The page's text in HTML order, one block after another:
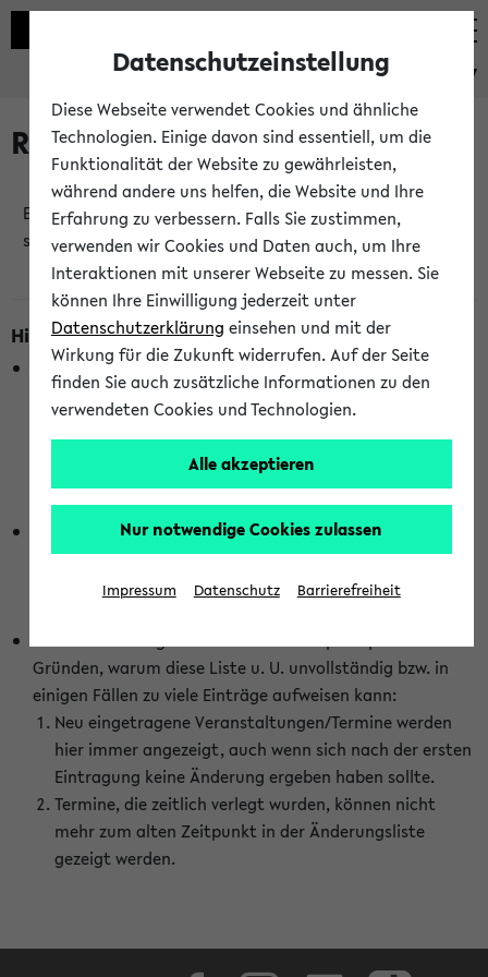
eKVV
Raumänderungen
Es wurden keine Raumänderungen an jetzt
stattfindenden Veranstaltungen gefunden!
Hinweise zur Liste der Raumänderungen
In dieser Liste werden nur Veranstaltungstermine
berücksichtigt, die gerade oder innerhalb der nächsten 2
Stunden stattfinden. Berücksichtigt werden nur Termine,
wurden. Die Anzeige ist semesterübergreifend und nicht
abhängig vom im eKVV gewählten Semester.
Die hier gezeigte Liste von Raumänderungen kann nur
vollständig sein, wenn den Fakultäten von den Lehrenden
die Änderungen zeitnah mitgeteilt und diese Änderungen
Gründen, warum diese Liste u. U. unvollständig bzw. in
einigen Fällen zu viele Einträge aufweisen kann:
Neu eingetragene Veranstaltungen/Termine werden
hier immer angezeigt, auch wenn sich nach der ersten
Eintragung keine Änderung ergeben haben sollte.
Termine, die zeitlich verlegt wurden, können nicht
mehr zum alten Zeitpunkt in der Änderungsliste
gezeigt werden.
Datenschutzeinstellung
Diese Webseite verwendet Cookies und ähnliche
Technologien. Einige davon sind essentiell, um die
Funktionalität der Website zu gewährleisten,
während andere uns helfen, die Website und Ihre
Erfahrung zu verbessern. Falls Sie zustimmen,
verwenden wir Cookies und Daten auch, um Ihre
Interaktionen mit unserer Webseite zu messen. Sie
können Ihre Einwilligung jederzeit unter
Datenschutzerklärung einsehen und mit der
Wirkung für die Zukunft widerrufen. Auf der Seite
finden Sie auch zusätzliche Informationen zu den
verwendeten Cookies und Technologien.
Alle akzeptieren
Nur notwendige Cookies zulassen
Impressum Datenschutz Barrierefreiheit